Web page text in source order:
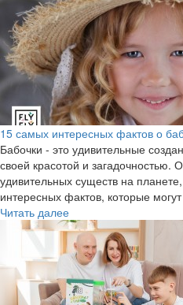
15 самых интересных фактов о
Бабочки - это удивительные
своей красотой и
удивительных существ на
интересных фактов, которые
Читать далее